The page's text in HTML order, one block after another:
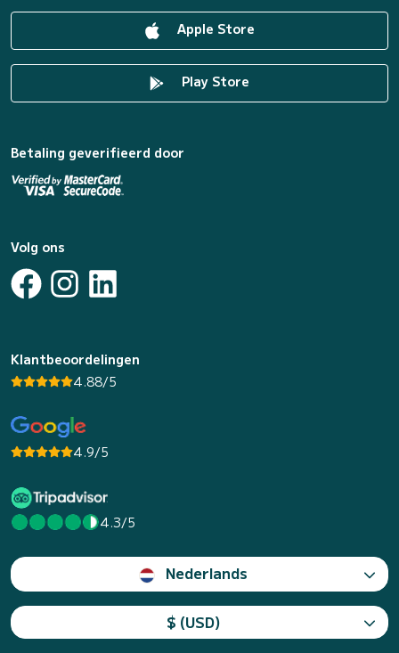
Apple Store
Play Store
Betaling geverifieerd door
Volg ons
Klantbeoordelingen
4.88/5
4.9/5
4.3/5
Nederlands
$ (USD)